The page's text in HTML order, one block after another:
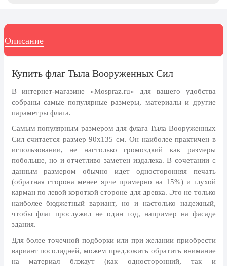
1 апреля, День смеха
благоустройству
День геолога (первое воскресенье
Светлая Пасха
12 апреля, День космонавтики
18 апреля, Дни исторического и
культурного наследия
1 мая, праздник Весны и Труда
6 мая, День герба и флага города
Москвы
9 мая, День Победы
письменности и культуры
28 мая, День пограничника
Описание
Купить флаг Тыла Вооруженных Сил
В интернет-магазине «Mospraz.ru» для вашего удобства
собраны самые популярные размеры, материалы и другие
параметры флага.
Самым популярным размером для флага Тыла Вооруженных
Сил считается размер 90x135 см. Он наиболее практичен в
использовании, не настолько громоздкий как размеры
побольше, но и отчетливо заметен издалека. В сочетании с
данным размером обычно идет односторонняя печать
(обратная сторона менее ярче примерно на 15%) и глухой
карман по левой короткой стороне для древка. Это не только
наиболее бюджетный вариант, но и настолько надежный,
чтобы флаг прослужил не один год, например на фасаде
здания.
Для более точечной подборки или при желании приобрести
вариант посолидней, можем предложить обратить внимание
на материал блэкаут (как односторонний, так и